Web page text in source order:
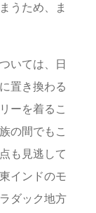
うため、ま
いては、日
置き換わる
ーを着るこ
の間でもこ
も見逃して
インドのモ
ダック地方